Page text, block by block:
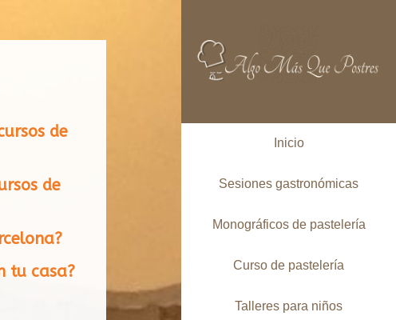
Inicio
Sesiones gastronómicas
Monográficos de pastelería
Curso de pastelería
Talleres para niños
de
de
tu casa?